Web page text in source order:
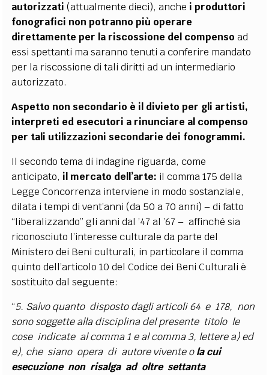
autorizzati (attualmente dieci), anche i produttori
fonografici non potranno più operare
direttamente per la riscossione del compensoad
essi spettanti ma saranno tenuti a conferire mandato
per la riscossione di tali diritti ad un intermediario
autorizzato.
Aspetto non secondario è il divieto per gli artisti,
interpreti ed esecutori a rinunciare al compenso
per tali utilizzazioni secondarie dei fonogrammi.
Il secondo tema di indagine riguarda, come
anticipato, il mercato dell’arte: il comma 175 della
Legge Concorrenza interviene in modo sostanziale,
dilata i tempi di vent’anni (da 50 a 70 anni) – di fatto
“liberalizzando” gli anni dal ’47 al ’67 – affinché sia
riconosciuto l’interesse culturale da parte del
Ministero dei Beni culturali, in particolare il comma
quinto dell’articolo 10 del Codice dei Beni Culturali è
sostituito dal seguente:
“5. Salvo quanto disposto dagli articoli 64 e 178, non
sono soggette alla disciplina del presente titolo le
cose indicate al comma 1 e al comma 3, lettere a) ed
e), che siano opera di autore vivente ola cui
esecuzione non risalga ad oltre settanta